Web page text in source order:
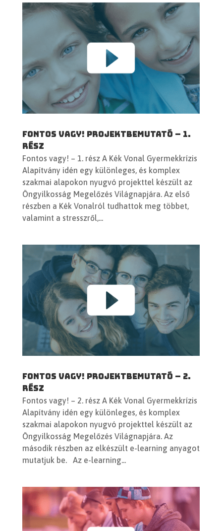
Fontos vagy! Projektbemutató – 1.
rész
Fontos vagy! – 1. rész A Kék Vonal Gyermekkrízis
Alapítvány idén egy különleges, és komplex
szakmai alapokon nyugvó projekttel készült az
Öngyilkosság Megelőzés Világnapjára. Az első
részben a Kék Vonalról tudhattok meg többet,
valamint a stresszről,...
Fontos vagy! Projektbemutató – 2.
rész
Fontos vagy! – 2. rész A Kék Vonal Gyermekkrízis
Alapítvány idén egy különleges, és komplex
szakmai alapokon nyugvó projekttel készült az
Öngyilkosság Megelőzés Világnapjára. Az
második részben az elkészült e-learning anyagot
mutatjuk be. Az e-learning...